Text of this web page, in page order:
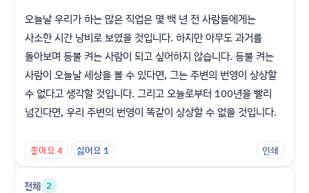
오늘날 우리가 하는 많은 직업은 몇 백 년 전 사람들에게는
사소한 시간 낭비로 보였을 것입니다. 하지만 아무도 과거를
돌아보며 등불 켜는 사람이 되고 싶어하지 않습니다. 등불 켜는
사람이 오늘날 세상을 볼 수 있다면, 그는 주변의 번영이 상상할
수 없다고 생각할 것입니다. 그리고 오늘로부터 100년을 빨리
넘긴다면, 우리 주변의 번영이 똑같이 상상할 수 없을 것입니다.
좋아요4 싫어요1 인쇄
전체 2